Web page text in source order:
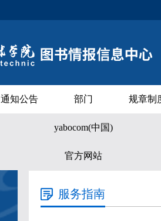
通知公告 部门
yabocom(中国)
官方网站
规章制
服务指南